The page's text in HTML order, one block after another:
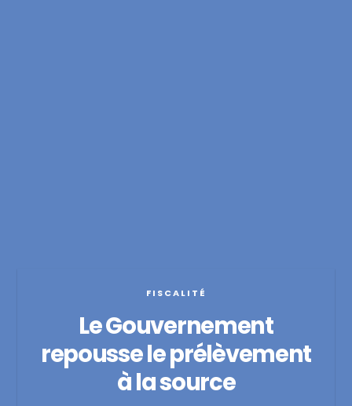
FISCALITÉ
Le Gouvernement
repousse le prélèvement
à la source